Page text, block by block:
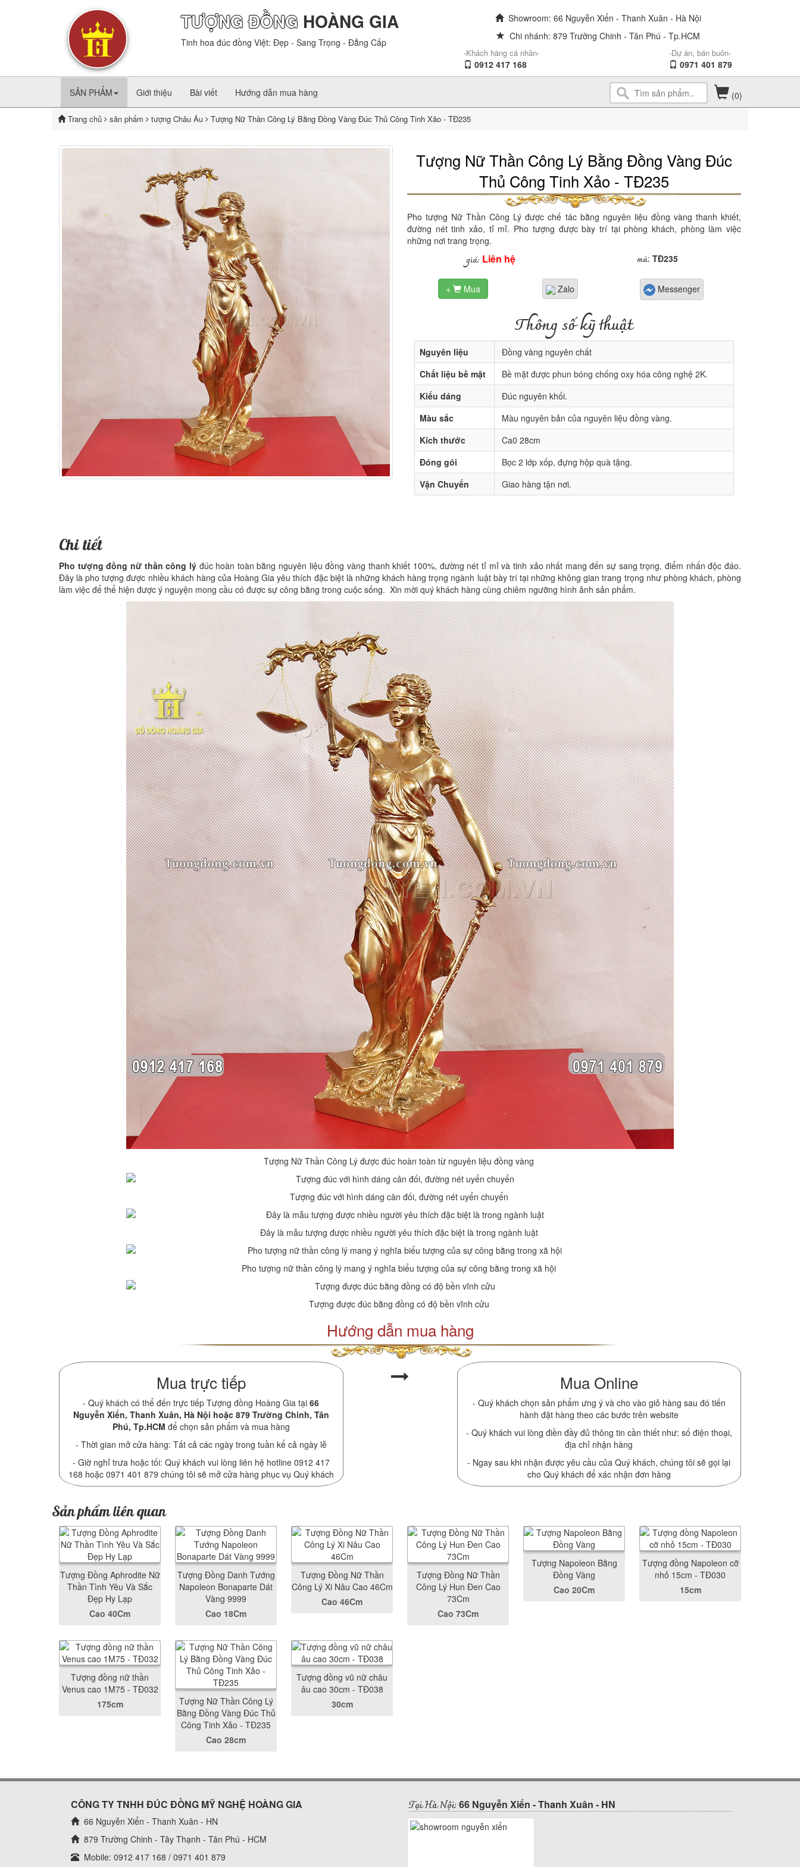
TƯỢNG ĐỒNG HOÀNG GIA
Tinh hoa đúc đồng Việt: Đẹp - Sang Trọng - Đẳng Cấp
Showroom: 66 Nguyễn Xiển - Thanh Xuân - Hà Nội
Chi nhánh: 879 Trường Chinh - Tân Phú - Tp.HCM
-Khách hàng cá nhân-
0912 417 168
-Dự án, bán buôn-
0971 401 879
SẢN PHẨM Giới thiệu Bài viết Hướng dẫn mua hàng (0)
Trang chủ sản phẩm tượng Châu Âu Tượng Nữ Thần Công Lý Bằng Đồng Vàng Đúc Thủ Công Tinh Xảo - TĐ235
Tượng Nữ Thần Công Lý Bằng Đồng Vàng Đúc
Thủ Công Tinh Xảo - TĐ235
Pho tượng Nữ Thần Công Lý được chế tác bằng nguyên liệu đồng vàng thanh khiết,
đường nét tinh xảo, tỉ mỉ. Pho tượng được bày trí tại phòng khách, phòng làm việc
những nơi trang trọng.
giá: Liên hệ mã:TĐ235
+ Mua Zalo Messenger
Thông số kỹ thuật
Nguyên liệu
Đồng vàng nguyên chất
Chất liệu bề mặt
Bề mặt được phun bóng chống oxy hóa công nghệ 2K.
Kiểu dáng
Đúc nguyên khối.
Màu sắc
Màu nguyên bản của nguyên liệu đồng vàng.
Kích thước
Ca0 28cm
Đóng gói
Bọc 2 lớp xốp, đựng hộp quà tặng.
Vận Chuyển
Giao hàng tận nơi.
Chi tiết
Pho tượng đồng nữ thần công lýđúc hoàn toàn bằng nguyên liệu đồng vàng thanh khiết 100%, đường nét tỉ mỉ và tinh xảo nhất mang đến sự sang trọng, điểm nhấn độc đáo.
Đây là pho tượng được nhiều khách hàng của Hoàng Gia yêu thích đặc biệt là những khách hàng trọng ngành luật bày trí tại những không gian trang trọng như phòng khách, phòng
làm việc để thể hiện được ý nguyện mong cầu có được sự công bằng trong cuộc sống. Xin mời quý khách hàng cùng chiêm ngưỡng hình ảnh sản phẩm.
Tượng Nữ Thần Công Lý được đúc hoàn toàn từ nguyên liệu đồng vàng
Tượng đúc với hình dáng cân đối, đường nét uyển chuyển
Đây là mẫu tượng được nhiều người yêu thích đặc biệt là trong ngành luật
Pho tượng nữ thần công lý mang ý nghĩa biểu tượng của sự công bằng trong xã hội
Tượng được đúc bằng đồng có độ bền vĩnh cửu
Hướng dẫn mua hàng
Mua trực tiếp
- Quý khách có thể đến trực tiếp Tượng đồng Hoàng Gia tại66
Nguyễn Xiển, Thanh Xuân, Hà Nội hoặc 879 Trường Chinh, Tân
Phú, Tp.HCM để chọn sản phẩm và mua hàng
- Thời gian mở cửa hàng: Tất cả các ngày trong tuần kể cả ngày lễ
- Giờ nghỉ trưa hoặc tối: Quý khách vui lòng liên hệ hotline 0912 417
168 hoặc 0971 401 879 chúng tôi sẽ mở cửa hàng phục vụ Quý khách
Mua Online
- Quý khách chọn sản phẩm ưng ý và cho vào giỏ hàng sau đó tiến
hành đặt hàng theo các bước trên website
- Quý khách vui lòng điền đầy đủ thông tin cần thiết như: số điện thoại,
địa chỉ nhận hàng
- Ngay sau khi nhận được yêu cầu của Quý khách, chúng tôi sẽ gọi lại
cho Quý khách để xác nhận đơn hàng
Sản phẩm liên quan
Tượng Đồng Aphrodite Nữ
Thần Tình Yêu Và Sắc
Đẹp Hy Lạp
Cao 40Cm
Tượng Đồng Danh Tướng
Napoleon Bonaparte Dát
Vàng 9999
Cao 18Cm
Tượng Đồng Nữ Thần
Công Lý Xi Nâu Cao 46Cm
Cao 46Cm
Tượng Đồng Nữ Thần
Công Lý Hun Đen Cao
73Cm
Cao 73Cm
Tượng Napoleon Bằng
Đồng Vàng
Cao 20Cm
Tượng đồng Napoleon cỡ
nhỏ 15cm - TĐ030
15cm
Tượng đồng nữ thần
Venus cao 1M75 - TĐ032
175cm
Tượng Nữ Thần Công Lý
Bằng Đồng Vàng Đúc Thủ
Công Tinh Xảo - TĐ235
Cao 28cm
Tượng đồng vũ nữ châu
âu cao 30cm - TĐ038
30cm
CÔNG TY TNHH ĐÚC ĐỒNG MỸ NGHỆ HOÀNG GIA
66 Nguyễn Xiển - Thanh Xuân - HN
879 Trường Chinh - Tây Thạnh - Tân Phú - HCM
Mobile: 0912 417 168 / 0971 401 879
Tại Hà Nội: 66 Nguyễn Xiển - Thanh Xuân - HN